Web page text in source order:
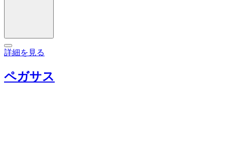
詳細を見る
ペガサス